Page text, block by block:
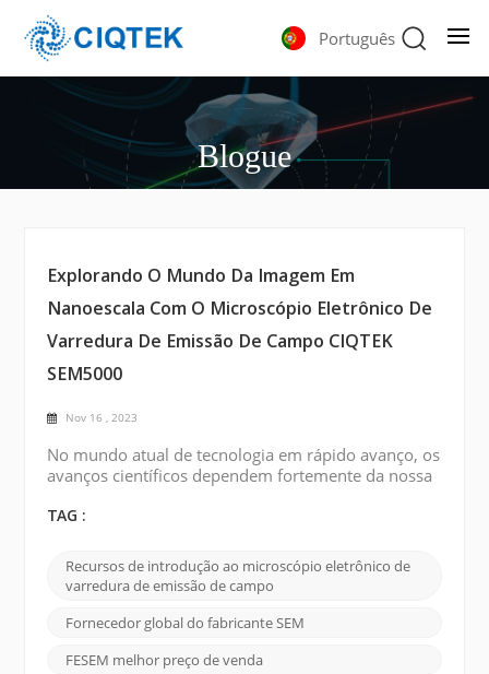
Português
Blogue
Explorando O Mundo Da Imagem Em
Nanoescala Com O Microscópio Eletrônico De
Varredura De Emissão De Campo CIQTEK
SEM5000
Nov 16 , 2023
No mundo atual de tecnologia em rápido avanço, os
avanços científicos dependem fortemente da nossa
nas menores escalas. Uma dessas ferramentas de
de varredura por emissão de campo (FE SEM), e o
CIQTEK SEM5000 se destaca por suas capacidades
de imagem superiores e versatilidade. Nesta
postagem do bl...
TAG :
Recursos de introdução ao microscópio eletrônico de
varredura de emissão de campo
Fornecedor global do fabricante SEM
FESEM melhor preço de venda